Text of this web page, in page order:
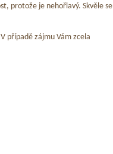
protože je nehořlavý. Skvěle se
případě zájmu Vám zcela